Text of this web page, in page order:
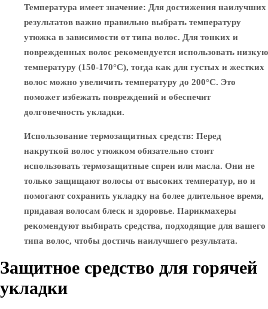
Температура имеет значение: Для достижения наилучших
результатов важно правильно выбрать температуру
утюжка в зависимости от типа волос. Для тонких и
поврежденных волос рекомендуется использовать низкую
температуру (150-170°C), тогда как для густых и жестких
волос можно увеличить температуру до 200°C. Это
поможет избежать повреждений и обеспечит
долговечность укладки.
Использование термозащитных средств: Перед
накруткой волос утюжком обязательно стоит
использовать термозащитные спреи или масла. Они не
только защищают волосы от высоких температур, но и
помогают сохранить укладку на более длительное время,
придавая волосам блеск и здоровье. Парикмахеры
рекомендуют выбирать средства, подходящие для вашего
типа волос, чтобы достичь наилучшего результата.
Защитное средство для горячей
укладки